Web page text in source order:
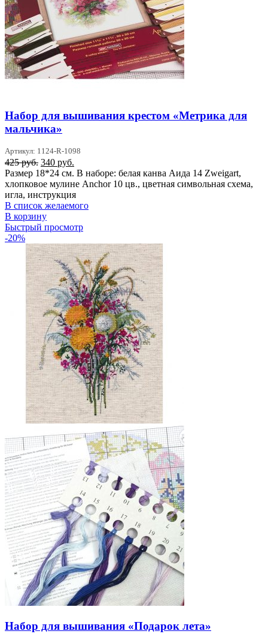
Набор для вышивания крестом «Метрика для
мальчика»
Артикул: 1124-R-1098
425руб. Первоначальная
цена
составляла
425 руб..
340 руб.
цена:
340 руб..
Размер 18*24 см. В наборе: белая канва Аида 14 Zweigart,
хлопковое мулине Anchor 10 цв., цветная символьная схема,
игла, инструкция
В список желаемого
В корзину
Быстрый просмотр
-20%
Набор для вышивания «Подарок лета»